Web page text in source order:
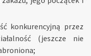
konkurencyjną przez
(jeszcze nie